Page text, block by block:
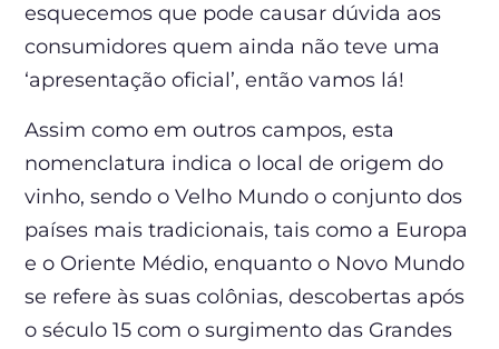
esquecemos que pode causar dúvida aos
consumidores quem ainda não teve uma
‘apresentação oficial’, então vamos lá!
Assim como em outros campos, esta
nomenclatura indica o local de origem do
vinho, sendo o Velho Mundo o conjunto dos
países mais tradicionais, tais como a Europa
e o Oriente Médio, enquanto o Novo Mundo
se refere às suas colônias, descobertas após
o século 15 com o surgimento das Grandes